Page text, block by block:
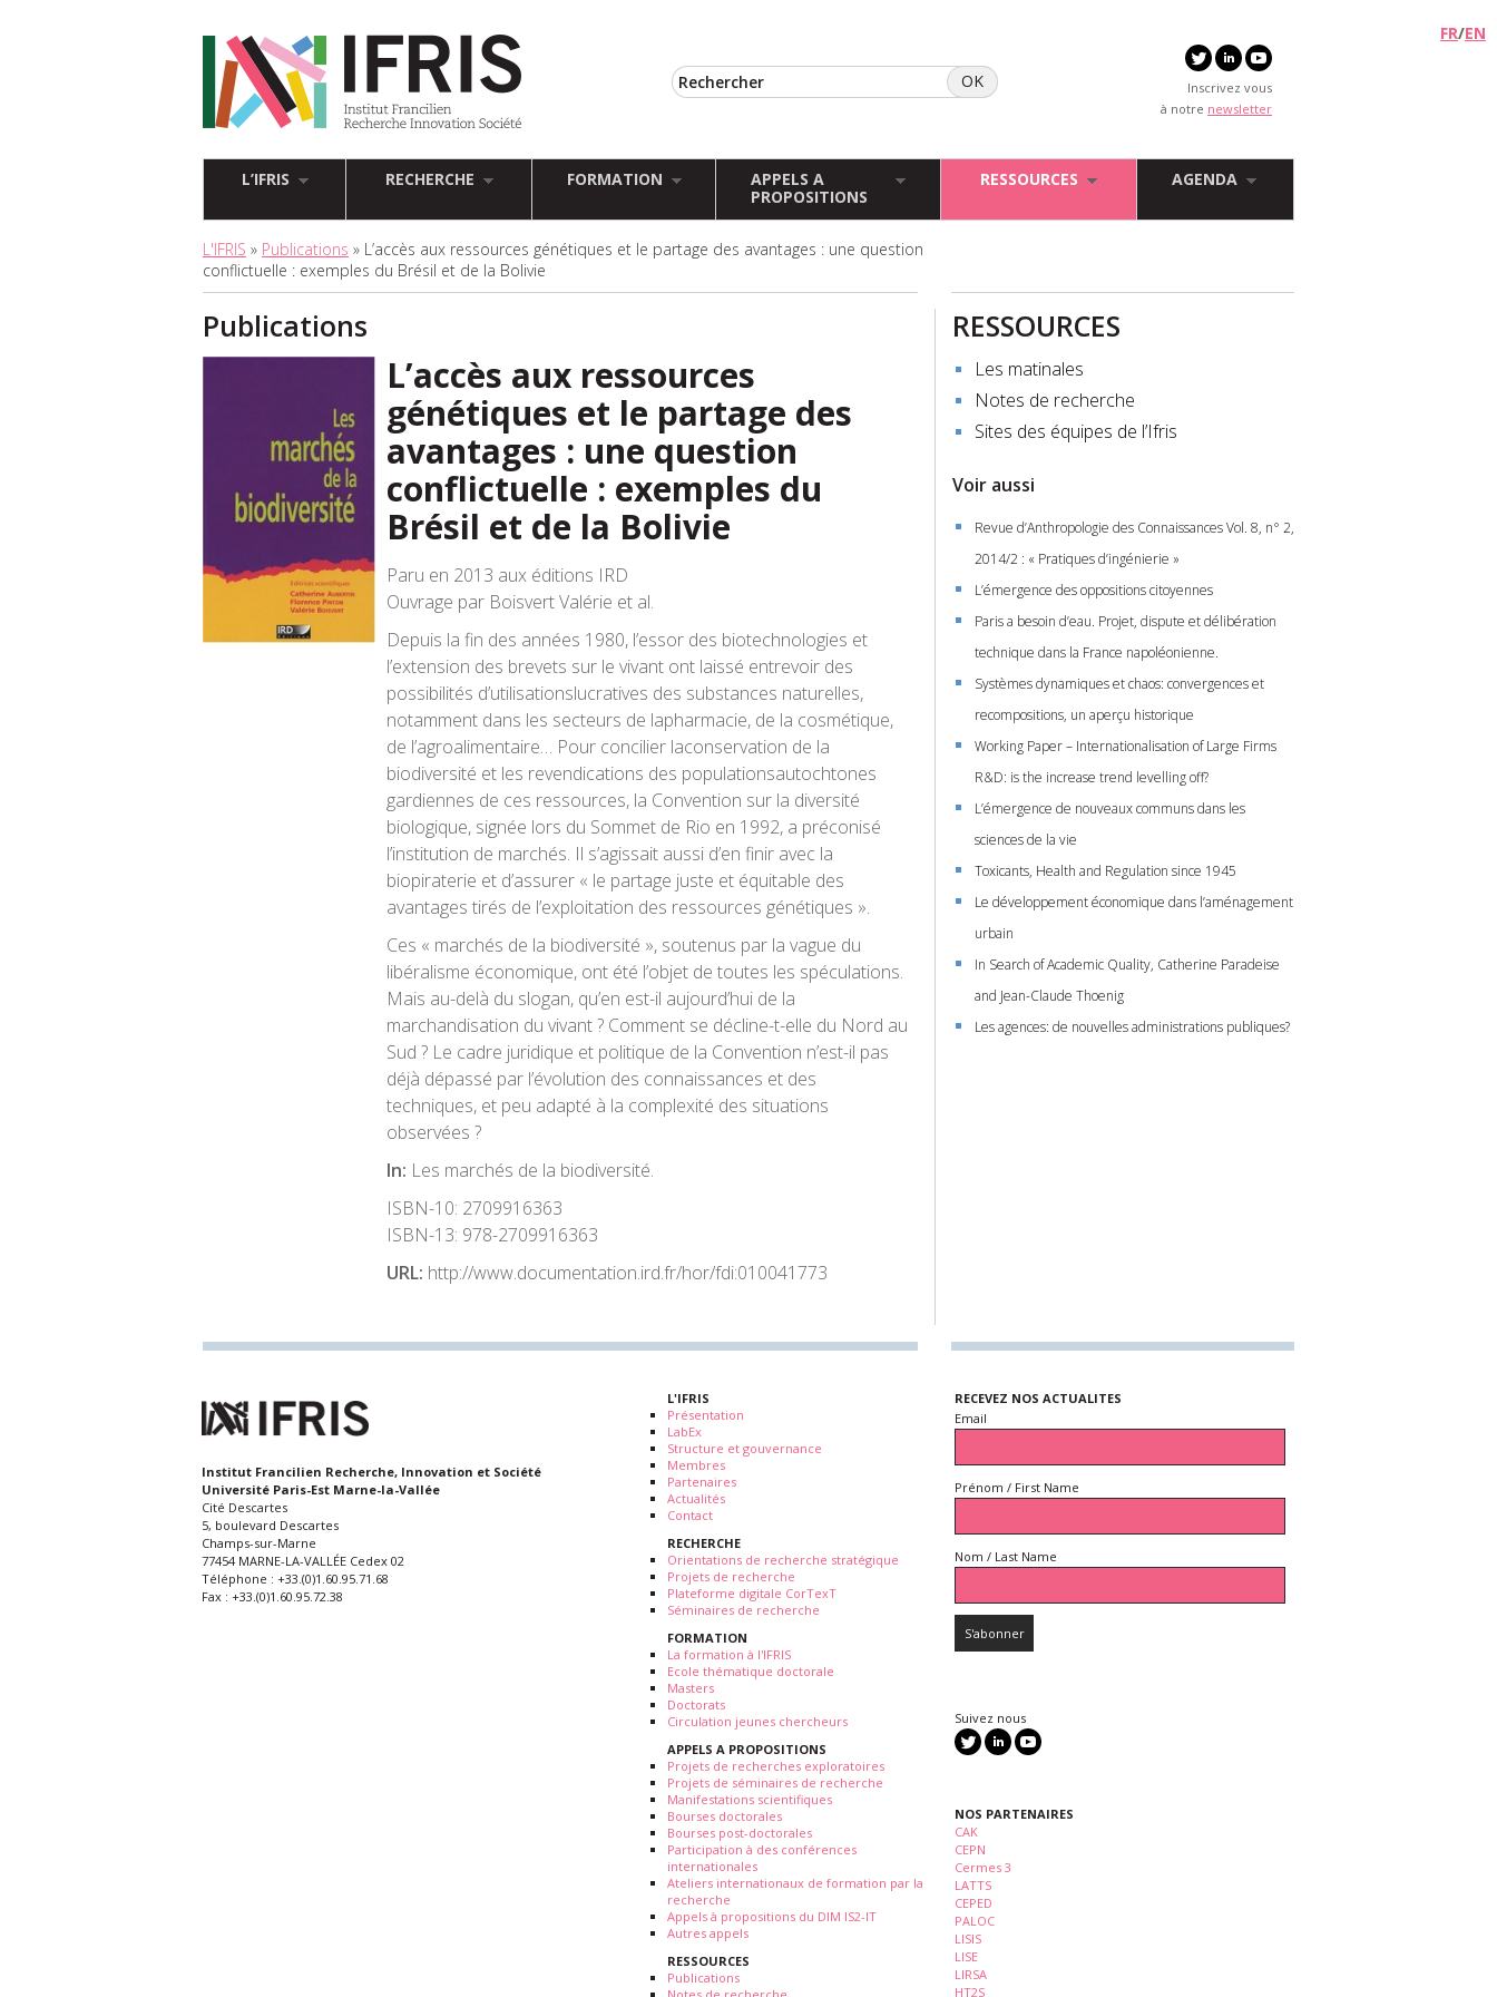
Inscrivez vous
à notre newsletter
FR/EN
L’IFRIS RECHERCHE FORMATION
APPELS A
PROPOSITIONS
RESSOURCES AGENDA
L'IFRIS » Publications » L’accès aux ressources génétiques et le partage des avantages : une question
conflictuelle : exemples du Brésil et de la Bolivie
Publications
L’accès aux ressources
génétiques et le partage des
avantages : une question
conflictuelle : exemples du
Brésil et de la Bolivie
Paru en 2013 aux éditions IRD
Ouvrage par Boisvert Valérie et al.
Depuis la fin des années 1980, l’essor des biotechnologies et
l’extension des brevets sur le vivant ont laissé entrevoir des
possibilités d’utilisationslucratives des substances naturelles,
notamment dans les secteurs de lapharmacie, de la cosmétique,
de l’agroalimentaire… Pour concilier laconservation de la
biodiversité et les revendications des populationsautochtones
gardiennes de ces ressources, la Convention sur la diversité
biologique, signée lors du Sommet de Rio en 1992, a préconisé
l’institution de marchés. Il s’agissait aussi d’en finir avec la
biopiraterie et d’assurer « le partage juste et équitable des
avantages tirés de l’exploitation des ressources génétiques ».
Ces « marchés de la biodiversité », soutenus par la vague du
libéralisme économique, ont été l’objet de toutes les spéculations.
Mais au-delà du slogan, qu’en est-il aujourd’hui de la
marchandisation du vivant ? Comment se décline-t-elle du Nord au
Sud ? Le cadre juridique et politique de la Convention n’est-il pas
déjà dépassé par l’évolution des connaissances et des
techniques, et peu adapté à la complexité des situations
observées ?
In: Les marchés de la biodiversité.
ISBN-10: 2709916363
ISBN-13: 978-2709916363
URL: http://www.documentation.ird.fr/hor/fdi:010041773
RESSOURCES
Les matinales
Notes de recherche
Sites des équipes de l’Ifris
Voir aussi
Revue d’Anthropologie des Connaissances Vol. 8, n° 2,
2014/2 : « Pratiques d’ingénierie »
L’émergence des oppositions citoyennes
Paris a besoin d’eau. Projet, dispute et délibération
technique dans la France napoléonienne.
Systèmes dynamiques et chaos: convergences et
recompositions, un aperçu historique
Working Paper – Internationalisation of Large Firms
R&D: is the increase trend levelling off?
L’émergence de nouveaux communs dans les
sciences de la vie
Toxicants, Health and Regulation since 1945
Le développement économique dans l’aménagement
urbain
In Search of Academic Quality, Catherine Paradeise
and Jean-Claude Thoenig
Les agences: de nouvelles administrations publiques?
Institut Francilien Recherche, Innovation et Société
Université Paris-Est Marne-la-Vallée
Cité Descartes
5, boulevard Descartes
Champs-sur-Marne
77454 MARNE-LA-VALLÉE Cedex 02
Téléphone : +33.(0)1.60.95.71.68
Fax : +33.(0)1.60.95.72.38
L'IFRIS
Présentation
LabEx
Structure et gouvernance
Membres
Partenaires
Actualités
Contact
RECHERCHE
Orientations de recherche stratégique
Projets de recherche
Plateforme digitale CorTexT
Séminaires de recherche
FORMATION
La formation à l'IFRIS
Ecole thématique doctorale
Masters
Doctorats
Circulation jeunes chercheurs
APPELS A PROPOSITIONS
Projets de recherches exploratoires
Projets de séminaires de recherche
Manifestations scientifiques
Bourses doctorales
Bourses post-doctorales
Participation à des conférences
internationales
Ateliers internationaux de formation par la
recherche
Appels à propositions du DIM IS2-IT
Autres appels
RESSOURCES
Publications
RECEVEZ NOS ACTUALITES
Email
Prénom / First Name
Nom / Last Name
Suivez nous
NOS PARTENAIRES
CAK
CEPN
Cermes 3
LATTS
CEPED
PALOC
LISIS
LISE
LIRSA
HT2S